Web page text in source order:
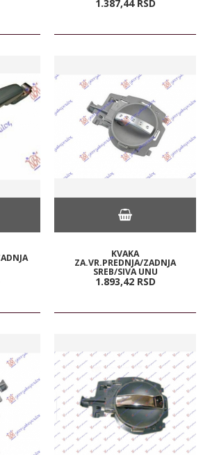
1.387,44 RSD
KVAKA
ZA.VR.PREDNJA/ZADNJA
SREB/SIVA UNU
1.893,42 RSD